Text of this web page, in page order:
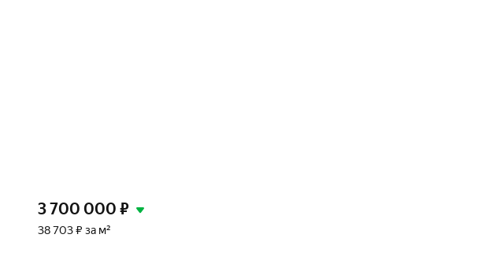
3 700 000 ₽
38 703 ₽ за м²